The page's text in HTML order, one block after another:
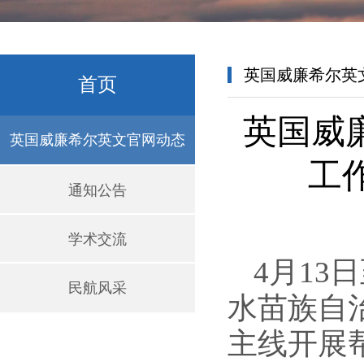
首页
英国威廉希尔英文官网动态
通知公告
学术交流
民航风采
英国威廉希尔英
英国威
工
4月13
水苗族自
主线开展